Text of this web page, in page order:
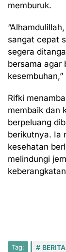
memburuk.
sangat cepat
segera
bersama agar
Rifki
membaik dan
berpeluang
berikutnya. Ia
kesehatan
melindungi
Tag: BERITA